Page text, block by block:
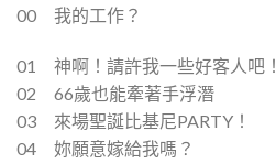
00 我的工作？
01 神啊！請許我一些好客人吧！
02 66歲也能牽著手浮潛
03 來場聖誕比基尼PARTY！
04 妳願意嫁給我嗎？